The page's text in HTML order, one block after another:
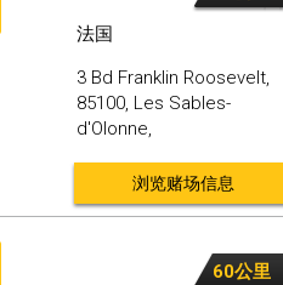
法国
3 Bd Franklin Roosevelt,
85100, Les Sables-
d'Olonne,
浏览赌场信息
60公里